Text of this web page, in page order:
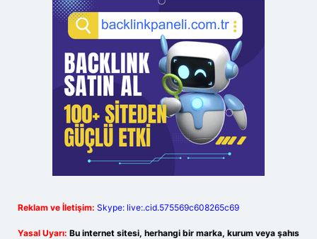
Reklam ve İletişim: Skype: live:.cid.575569c608265c69
Yasal Uyarı: Bu internet sitesi, herhangi bir marka, kurum veya şahıs